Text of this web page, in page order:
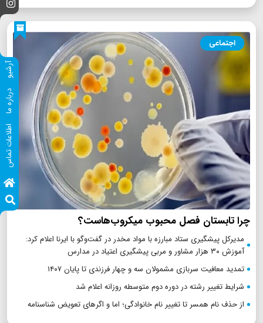
آرشیو
درباره ما
اطلاعات تماس
اجتماعی
چرا تابستان فصل محبوب میکروب‌هاست؟
مدیرکل پیشگیری ستاد مبارزه با مواد مخدر در گفت‌وگو با ایرنا اعلام کرد:
آموزش ۳۰ هزار مشاور و مربی پیشگیری اعتیاد در مدارس
تمدید معافیت سربازی مشمولان سه و چهار فرزندی تا پایان ۱۴۰۷
شرایط تغییر رشته در دوره دوم متوسطه روزانه اعلام شد
از حذف نام همسر تا تغییر نام خانوادگی؛ اما و اگرهای تعویض شناسنامه